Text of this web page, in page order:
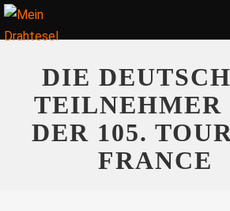
DIE
TEILNEHMER
DER 105.
FRANCE